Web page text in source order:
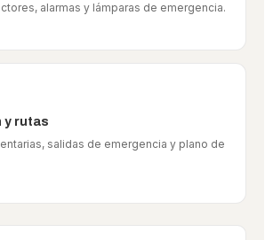
alarmas y lámparas de emergencia.
y rutas
salidas de emergencia y plano de